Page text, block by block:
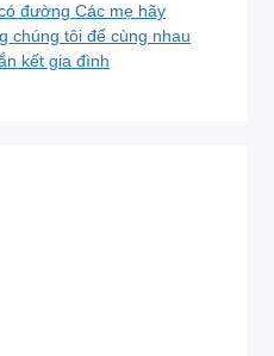
đường Các mẹ hãy
chúng tôi để cùng nhau
kết gia đình